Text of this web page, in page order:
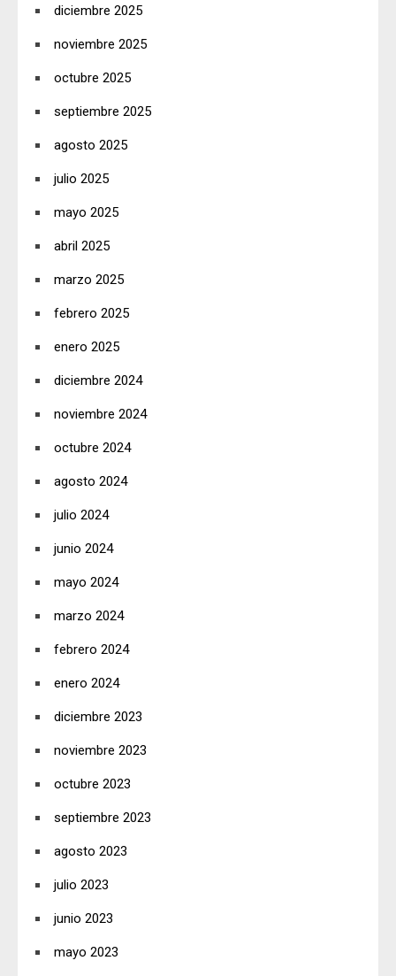
diciembre 2025
noviembre 2025
octubre 2025
septiembre 2025
agosto 2025
julio 2025
mayo 2025
abril 2025
marzo 2025
febrero 2025
enero 2025
diciembre 2024
noviembre 2024
octubre 2024
agosto 2024
julio 2024
junio 2024
mayo 2024
marzo 2024
febrero 2024
enero 2024
diciembre 2023
noviembre 2023
octubre 2023
septiembre 2023
agosto 2023
julio 2023
junio 2023
mayo 2023